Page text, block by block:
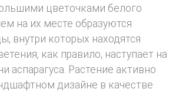
цветочками белого
на их месте образуются
внутри которых находятся
как правило, наступает на
аспарагуса. Растение активно
дизайне в качестве